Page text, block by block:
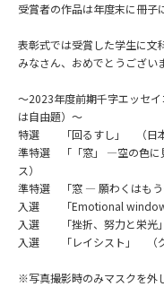
受賞者の作品は年度末に冊子
表彰式では受賞した学生に文
みなさん、おめでとうござい
～2023年度前期千字エッセ
は自由題）～
特選 「回るすし」 （日本
準特選 「「窓」 ―空の色に
ス）
準特選 「窓 ― 願わくはもう
入選 「Emotional
入選 「挫折、努力と栄光
入選 「レイシスト」 （グ
※写真撮影時のみマスクを外